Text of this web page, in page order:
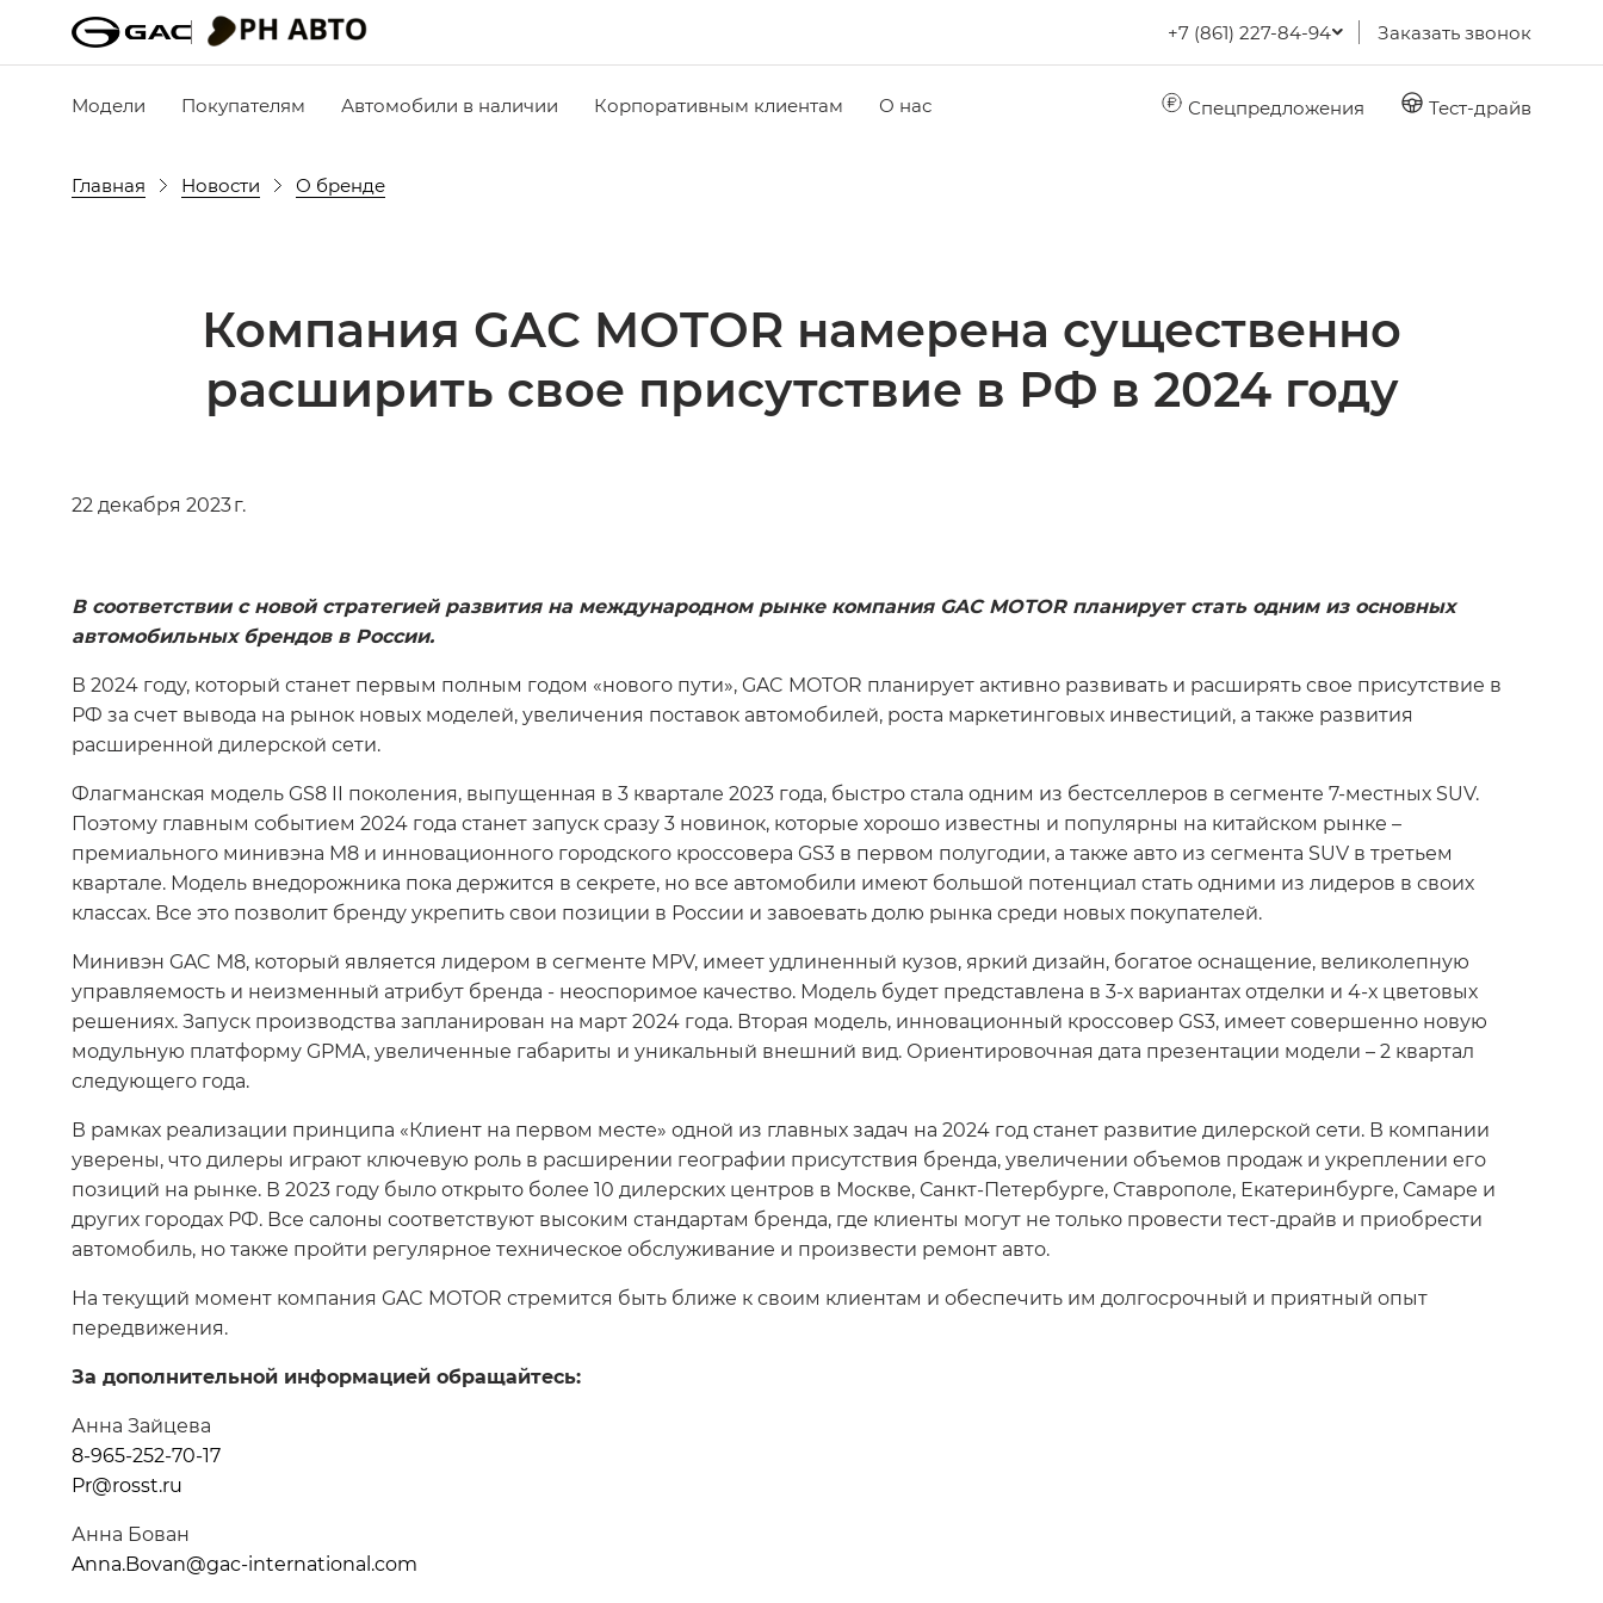
+7 (861) 227-84-94 Заказать звонок
Модели Покупателям Автомобили в наличии Корпоративным клиентам О нас Спецпредложения Тест-драйв
Главная Новости О бренде
Компания GAC MOTOR намерена существенно
расширить свое присутствие в РФ в 2024 году
22 декабря 2023 г.
В соответствии с новой стратегией развития на международном рынке компания GAC MOTOR планирует стать одним из основных
автомобильных брендов в России.
В 2024 году, который станет первым полным годом «нового пути», GAC MOTOR планирует активно развивать и расширять свое присутствие в
РФ за счет вывода на рынок новых моделей, увеличения поставок автомобилей, роста маркетинговых инвестиций, а также развития
расширенной дилерской сети.
Флагманская модель GS8 II поколения, выпущенная в 3 квартале 2023 года, быстро стала одним из бестселлеров в сегменте 7-местных SUV.
Поэтому главным событием 2024 года станет запуск сразу 3 новинок, которые хорошо известны и популярны на китайском рынке –
премиального минивэна M8 и инновационного городского кроссовера GS3 в первом полугодии, а также авто из сегмента SUV в третьем
квартале. Модель внедорожника пока держится в секрете, но все автомобили имеют большой потенциал стать одними из лидеров в своих
классах. Все это позволит бренду укрепить свои позиции в России и завоевать долю рынка среди новых покупателей.
Минивэн GAC M8, который является лидером в сегменте MPV, имеет удлиненный кузов, яркий дизайн, богатое оснащение, великолепную
управляемость и неизменный атрибут бренда - неоспоримое качество. Модель будет представлена в 3-х вариантах отделки и 4-х цветовых
решениях. Запуск производства запланирован на март 2024 года. Вторая модель, инновационный кроссовер GS3, имеет совершенно новую
модульную платформу GPMA, увеличенные габариты и уникальный внешний вид. Ориентировочная дата презентации модели – 2 квартал
следующего года.
В рамках реализации принципа «Клиент на первом месте» одной из главных задач на 2024 год станет развитие дилерской сети. В компании
уверены, что дилеры играют ключевую роль в расширении географии присутствия бренда, увеличении объемов продаж и укреплении его
позиций на рынке. В 2023 году было открыто более 10 дилерских центров в Москве, Санкт-Петербурге, Ставрополе, Екатеринбурге, Самаре и
других городах РФ. Все салоны соответствуют высоким стандартам бренда, где клиенты могут не только провести тест-драйв и приобрести
автомобиль, но также пройти регулярное техническое обслуживание и произвести ремонт авто.
На текущий момент компания GAC MOTOR стремится быть ближе к своим клиентам и обеспечить им долгосрочный и приятный опыт
передвижения.
За дополнительной информацией обращайтесь:
Анна Зайцева
8-965-252-70-17
Pr@rosst.ru
Анна Бован
Anna.Bovan@gac-international.com